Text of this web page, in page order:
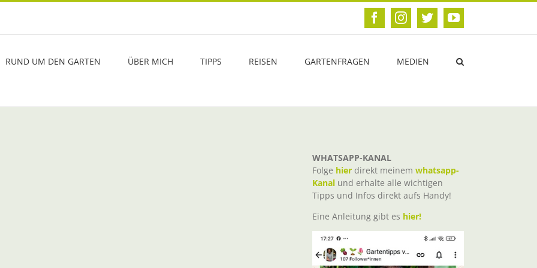
FacebookInstagram
TwitterYouTube
RUND UM DEN GARTEN ÜBER MICH TIPPS REISEN GARTENFRAGEN MEDIEN
WHATSAPP-KANAL
Folge hier direkt meinem whatsapp-
Kanal und erhalte alle wichtigen
Tipps und Infos direkt aufs Handy!
Eine Anleitung gibt es hier!